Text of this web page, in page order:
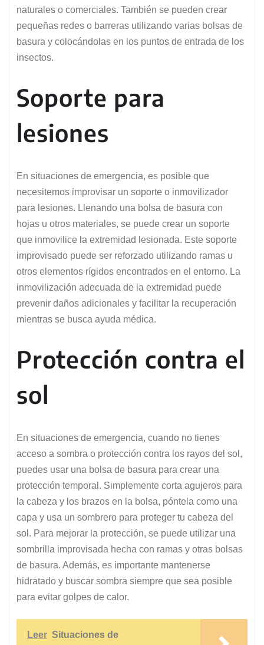
naturales o comerciales. También se pueden crear
pequeñas redes o barreras utilizando varias bolsas de
basura y colocándolas en los puntos de entrada de los
insectos.
Soporte para
lesiones
En situaciones de emergencia, es posible que
necesitemos improvisar un soporte o inmovilizador
para lesiones. Llenando una bolsa de basura con
hojas u otros materiales, se puede crear un soporte
que inmovilice la extremidad lesionada. Este soporte
improvisado puede ser reforzado utilizando ramas u
otros elementos rígidos encontrados en el entorno. La
inmovilización adecuada de la extremidad puede
prevenir daños adicionales y facilitar la recuperación
mientras se busca ayuda médica.
Protección contra el
sol
En situaciones de emergencia, cuando no tienes
acceso a sombra o protección contra los rayos del sol,
puedes usar una bolsa de basura para crear una
protección temporal. Simplemente corta agujeros para
la cabeza y los brazos en la bolsa, póntela como una
capa y usa un sombrero para proteger tu cabeza del
sol. Para mejorar la protección, se puede utilizar una
sombrilla improvisada hecha con ramas y otras bolsas
de basura. Además, es importante mantenerse
hidratado y buscar sombra siempre que sea posible
para evitar golpes de calor.
Leer Situaciones de